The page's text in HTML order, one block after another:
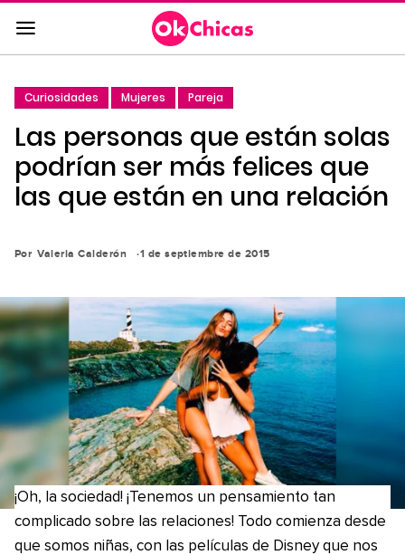
Saltar
al
contenido
la
navegación
principal
Curiosidades Mujeres Pareja
Las personas que están solas
podrían ser más felices que
las que están en una relación
Por Valeria Calderón 1 de septiembre de 2015
¡Oh, la sociedad! ¡Tenemos un pensamiento tan
complicado sobre las relaciones! Todo comienza desde
que somos niñas, con las películas de Disney que nos